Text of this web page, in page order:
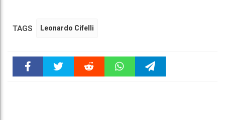
TAGS Leonardo Cifelli